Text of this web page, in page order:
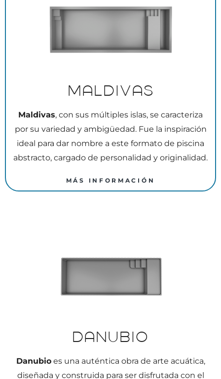
Maldivas
Maldivas, con sus múltiples islas, se caracteriza
por su variedad y ambigüedad. Fue la inspiración
ideal para dar nombre a este formato de piscina
abstracto, cargado de personalidad y originalidad.
MÁS INFORMACIÓN
Danubio
Danubioes una auténtica obra de arte acuática,
diseñada y construida para ser disfrutada con el